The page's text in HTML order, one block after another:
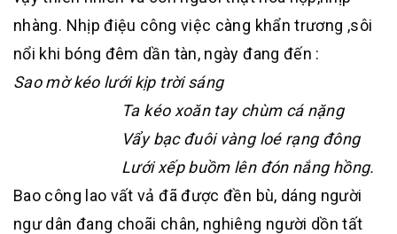
nhàng. Nhịp điệu công việc càng khẩn trương ,sôi
nổi khi bóng đêm dần tàn, ngày đang đến :
Sao mờ kéo lưới kịp trời sáng
Ta kéo xoăn tay chùm cá nặng
Vẩy bạc đuôi vàng loé rạng đông
Lưới xếp buồm lên đón nắng hồng.
Bao công lao vất vả đã được đền bù, dáng người
ngư dân đang choãi chân, nghiêng người dồn tất